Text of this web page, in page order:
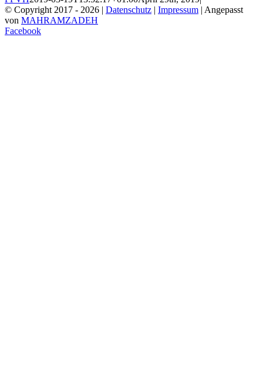
© Copyright 2017 - 2026 | Datenschutz | Impressum | Angepasst
von MAHRAMZADEH
Facebook